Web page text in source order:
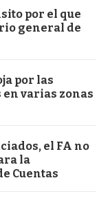
por el que
general de
por las
varias zonas
el FA no
la
Cuentas